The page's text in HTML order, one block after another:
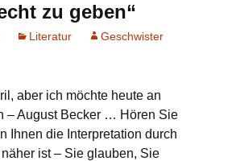
zu geben“
Literatur
Geschwister
aber ich möchte heute an
– August Becker … Hören Sie
Ihnen die Interpretation durch
ist – Sie glauben, Sie